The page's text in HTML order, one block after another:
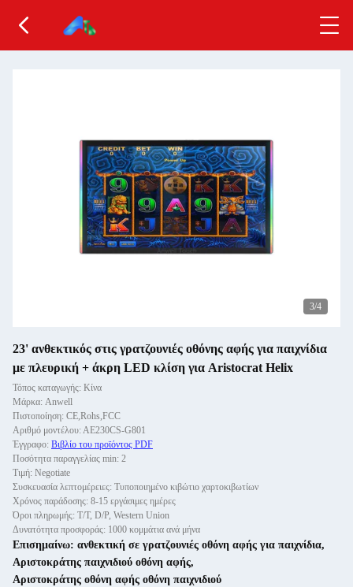
3/4
23' ανθεκτικός στις γρατζουνιές οθόνης αφής για παιχνίδια
με πλευρική + άκρη LED κλίση για Aristocrat Helix
Τόπος καταγωγής: Κίνα
Μάρκα: Anwell
Πιστοποίηση: CE,Rohs,FCC
Αριθμό μοντέλου: ΑΕ230CS-G801
Έγγραφο: Βιβλίο του προϊόντος PDF
Ποσότητα παραγγελίας min: 2
Τιμή: Negotiate
Συσκευασία λεπτομέρειες: Τυποποιημένο κιβώτιο χαρτοκιβωτίων
Χρόνος παράδοσης: 8-15 εργάσιμες ημέρες
Όροι πληρωμής: T/T, D/P, Western Union
Δυνατότητα προσφοράς: 1000 κομμάτια ανά μήνα
Επισημαίνω: ανθεκτική σε γρατζουνιές οθόνη αφής για παιχνίδια,
Αριστοκράτης παιχνιδιού οθόνη αφής,
Αριστοκράτης οθόνη αφής οθόνη παιχνιδιού